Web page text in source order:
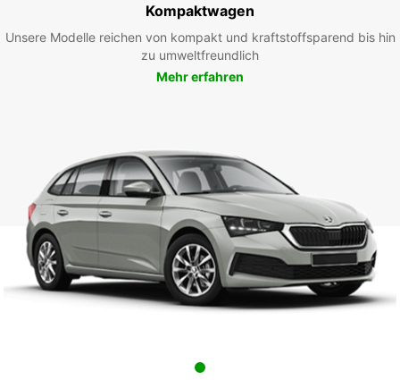
Kompaktwagen
Unsere Modelle reichen von kompakt und kraftstoffsparend bis hin
zu umweltfreundlich
Mehr erfahren